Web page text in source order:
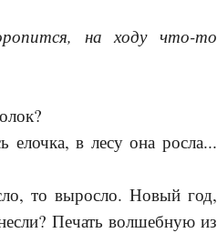
на ходу что-то
елочка, в лесу она росла...
то выросло. Новый год,
Печать волшебную из